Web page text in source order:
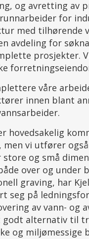
og avretting av
for
med tilhørende
avdeling for
prosjekter.
våre
innen blant
hovedsakelig
men vi utfører
store og små
over og under
graving, har
seg på
av vann- og
alternativ til
og miljømessige